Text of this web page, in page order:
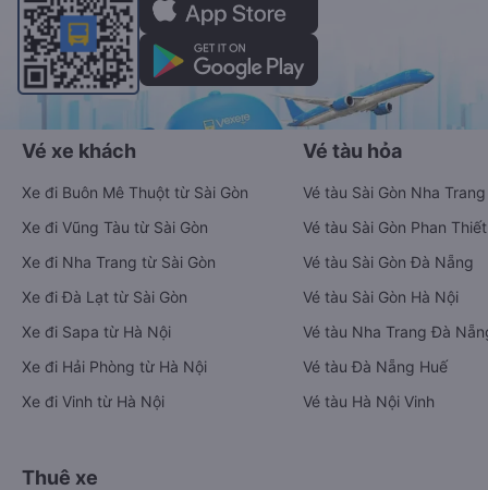
Vé xe khách
Xe đi Buôn Mê Thuột từ Sài Gòn
Xe đi Vũng Tàu từ Sài Gòn
Xe đi Nha Trang từ Sài Gòn
Xe đi Đà Lạt từ Sài Gòn
Xe đi Sapa từ Hà Nội
Xe đi Hải Phòng từ Hà Nội
Xe đi Vinh từ Hà Nội
Vé tàu hỏa
Vé tàu Sài Gòn Nha Trang
Vé tàu Sài Gòn Phan Thiết
Vé tàu Sài Gòn Đà Nẵng
Vé tàu Sài Gòn Hà Nội
Vé tàu Nha Trang Đà
Vé tàu Đà Nẵng Huế
Vé tàu Hà Nội Vinh
Thuê xe